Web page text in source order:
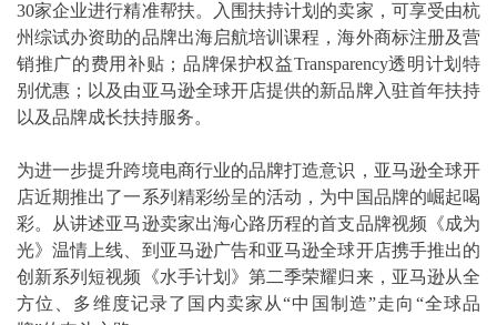
30家企业进行精准帮扶。入围扶持计划的卖家，可享受由杭
州综试办资助的品牌出海启航培训课程，海外商标注册及营
销推广的费用补贴；品牌保护权益Transparency透明计划特
别优惠；以及由亚马逊全球开店提供的新品牌入驻首年扶持
以及品牌成长扶持服务。
为进一步提升跨境电商行业的品牌打造意识，亚马逊全球开
店近期推出了一系列精彩纷呈的活动，为中国品牌的崛起喝
彩。从讲述亚马逊卖家出海心路历程的首支品牌视频《成为
光》温情上线、到亚马逊广告和亚马逊全球开店携手推出的
创新系列短视频《水手计划》第二季荣耀归来，亚马逊从全
方位、多维度记录了国内卖家从“中国制造”走向“全球品